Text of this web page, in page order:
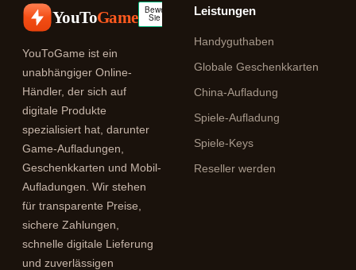
YouToGame
YouToGame ist ein
unabhängiger Online-
Händler, der sich auf
digitale Produkte
spezialisiert hat, darunter
Game-Aufladungen,
Geschenkkarten und Mobil-
Aufladungen. Wir stehen
für transparente Preise,
sichere Zahlungen,
schnelle digitale Lieferung
und zuverlässigen
Leistungen
Handyguthaben
Globale Geschenkkarten
China-Aufladung
Spiele-Aufladung
Spiele-Keys
Reseller werden